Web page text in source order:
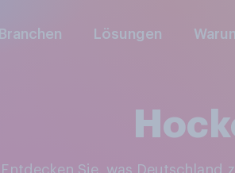
Branchen Lösungen
Entdecken Sie, was